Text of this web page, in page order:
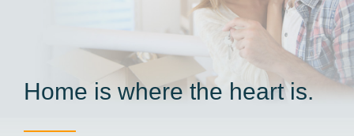
Home is where the heart is.